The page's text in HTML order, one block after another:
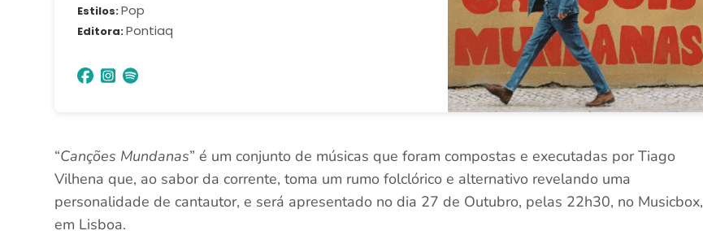
Estilos Pop
Editora Pontiaq
“Canções Mundanas” é um conjunto de músicas que foram compostas e executadas por Tiago
Vilhena que, ao sabor da corrente, toma um rumo folclórico e alternativo revelando uma
personalidade de cantautor, e será apresentado no dia 27 de Outubro, pelas 22h30, no Musicbox,
em Lisboa.